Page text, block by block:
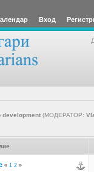
Вход
development(МОДЕРАТОР:
« 1 2»